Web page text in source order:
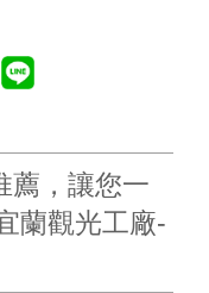
薦，讓您一
蘭觀光工廠-